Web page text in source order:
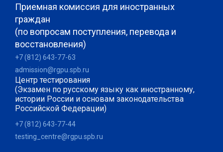
Приемная комиссия для иностранных
граждан
(по вопросам поступления, перевода и
восстановления)
+7 (812) 643-77-63
admission@rgpu.spb.ru
Центр тестирования
(Экзамен по русскому языку как иностранному,
истории России и основам законодательства
Российской Федерации)
+7 (812) 643-77-44
testing_centre@rgpu.spb.ru